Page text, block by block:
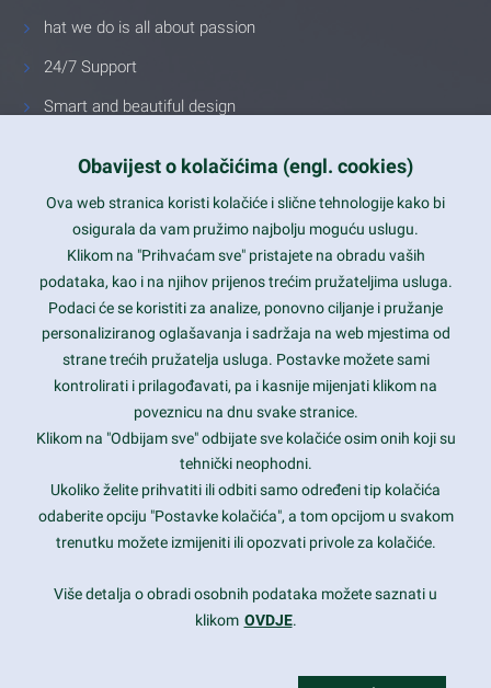
hat we do is all about passion
24/7 Support
Smart and beautiful design
Latest trends and much more...
Contact Info
1600 Amphitheatre Parkway, Mountain View, CA 94043
prothemes.net@gmail.com
Daily: 9:00 am - 6:00 pm
Sunday: Closed
Copyright 2017FRESHFACE© All Rights Reserved
Obavijest o kolačićima (engl. cookies)
Ova web stranica koristi kolačiće i slične tehnologije kako bi
osigurala da vam pružimo najbolju moguću uslugu.
Klikom na "Prihvaćam sve" pristajete na obradu vaših
podataka, kao i na njihov prijenos trećim pružateljima usluga.
Podaci će se koristiti za analize, ponovno ciljanje i pružanje
personaliziranog oglašavanja i sadržaja na web mjestima od
strane trećih pružatelja usluga. Postavke možete sami
kontrolirati i prilagođavati, pa i kasnije mijenjati klikom na
poveznicu na dnu svake stranice.
Klikom na "Odbijam sve" odbijate sve kolačiće osim onih koji su
tehnički neophodni.
Ukoliko želite prihvatiti ili odbiti samo određeni tip kolačića
odaberite opciju "Postavke kolačića", a tom opcijom u svakom
trenutku možete izmijeniti ili opozvati privole za kolačiće.
Više detalja o obradi osobnih podataka možete saznati u
klikom OVDJE.